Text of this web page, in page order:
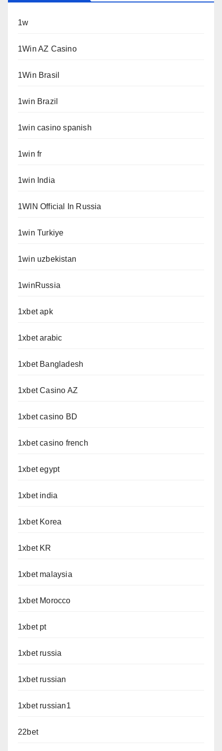
1w
1Win AZ Casino
1Win Brasil
1win Brazil
1win casino spanish
1win fr
1win India
1WIN Official In Russia
1win Turkiye
1win uzbekistan
1winRussia
1xbet apk
1xbet arabic
1xbet Bangladesh
1xbet Casino AZ
1xbet casino BD
1xbet casino french
1xbet egypt
1xbet india
1xbet Korea
1xbet KR
1xbet malaysia
1xbet Morocco
1xbet pt
1xbet russia
1xbet russian
1xbet russian1
22bet